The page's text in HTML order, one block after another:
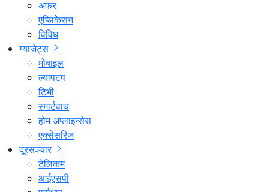
अफर
एप्लिकेसन
विविध
ग्याजेट्स
मोबाइल
ल्यापटप
टिभी
स्मार्टवाच
होम अप्लाइन्सेस
एक्सेसरिज
दूरसञ्चार
टेलिकम
आईएसपी